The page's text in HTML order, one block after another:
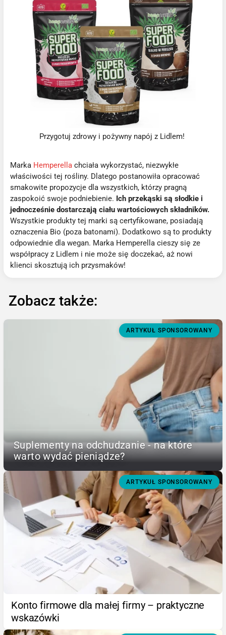
Przygotuj zdrowy i pożywny napój z Lidlem!
Marka Hemperella chciała wykorzystać, niezwykłe
właściwości tej rośliny. Dlatego postanowiła opracować
smakowite propozycje dla wszystkich, którzy pragną
zaspokoić swoje podniebienie. Ich przekąski są słodkie i
jednocześnie dostarczają ciału wartościowych składników.
Wszystkie produkty tej marki są certyfikowane, posiadają
oznaczenia Bio (poza batonami). Dodatkowo są to produkty
odpowiednie dla wegan. Marka Hemperella cieszy się ze
współpracy z Lidlem i nie może się doczekać, aż nowi
klienci skosztują ich przysmaków!
Zobacz także:
ARTYKUŁ SPONSOROWANY
Suplementy na odchudzanie - na które
warto wydać pieniądze?
ARTYKUŁ SPONSOROWANY
Konto firmowe dla małej firmy – praktyczne
wskazówki